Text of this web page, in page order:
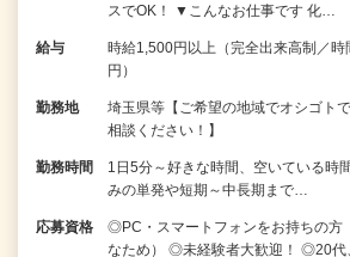
スでOK！ ▼こんなお仕事です 化…
給与
時給1,500円以上（完全出来高制／
円）
勤務地
埼玉県等【ご希望の地域でオシゴト
相談ください！】
勤務時間
1日5分～好きな時間、空いている時
みの単発や短期～中長期まで…
応募資格
◎PC・スマートフォンをお持ちの方
なため） ◎未経験者大歓迎！ ◎20代